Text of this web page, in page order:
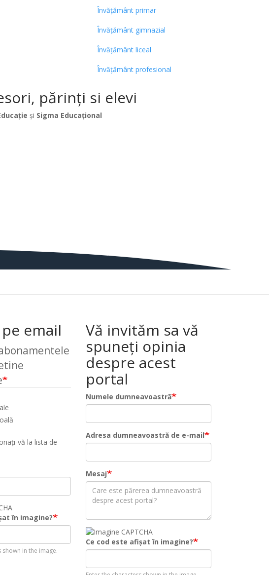
Învățământ primar
Învățământ gimnazial
Învățământ liceal
Învățământ profesional
părinți si elevi
și Sigma Educațional
email
vă la lista de
în imagine?
shown in the image.
Vă invităm sa vă
spuneți opinia
despre acest
portal
Numele dumneavoastră
Adresa dumneavoastră de e-mail
Mesaj
Ce cod este afișat în imagine?